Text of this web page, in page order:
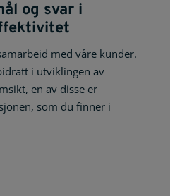
og svar i
med våre kunder.
i utviklingen av
en av disse er
som du finner i